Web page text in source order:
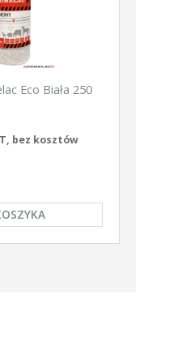
Eco Biała 250
bez kosztów